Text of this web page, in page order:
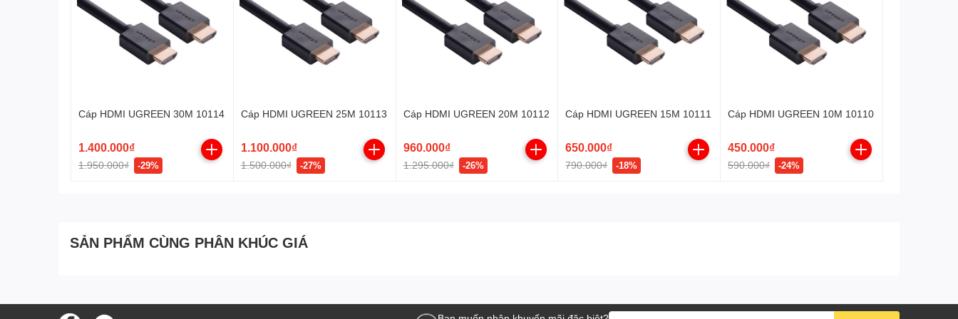
Cáp HDMI UGREEN 30M 10114
1.400.000₫
1.950.000₫ -29%
Cáp HDMI UGREEN 25M 10113
1.100.000₫
1.500.000₫ -27%
Cáp HDMI UGREEN 20M 10112
960.000₫
1.295.000₫ -26%
Cáp HDMI UGREEN 15M 10111
650.000₫
790.000₫ -18%
Cáp HDMI UGREEN 10M 10110
450.000₫
590.000₫ -24%
SẢN PHẨM CÙNG PHÂN KHÚC GIÁ